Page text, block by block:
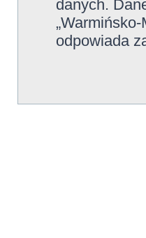
danych.
odpowiada